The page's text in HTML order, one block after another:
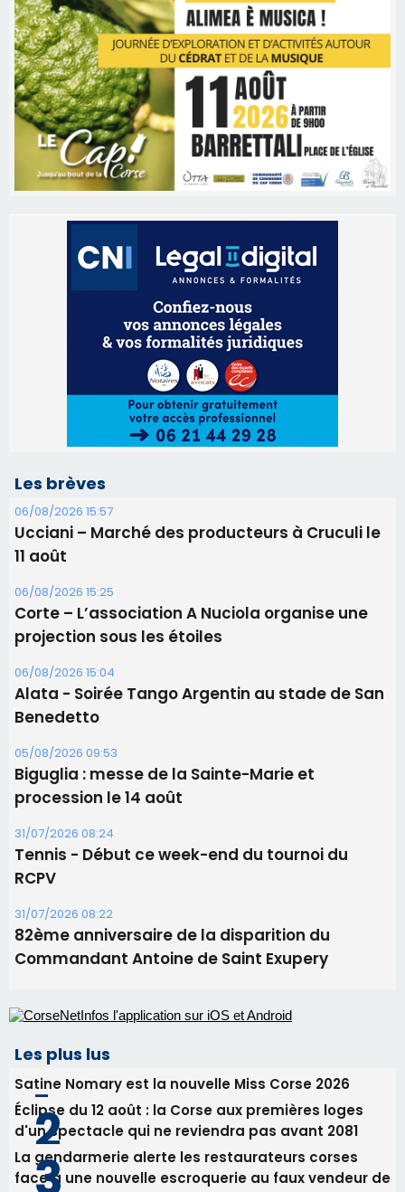
Les brèves
06/08/2026 15:57
Ucciani – Marché des producteurs à Cruculi le
11 août
06/08/2026 15:25
Corte – L’association A Nuciola organise une
projection sous les étoiles
06/08/2026 15:04
Alata - Soirée Tango Argentin au stade de San
Benedetto
05/08/2026 09:53
Biguglia : messe de la Sainte-Marie et
procession le 14 août
31/07/2026 08:24
Tennis - Début ce week-end du tournoi du
RCPV
31/07/2026 08:22
82ème anniversaire de la disparition du
Commandant Antoine de Saint Exupery
Les plus lus
Satine Nomary est la nouvelle Miss Corse 2026
Éclipse du 12 août : la Corse aux premières loges
d'un spectacle qui ne reviendra pas avant 2081
La gendarmerie alerte les restaurateurs corses
face à une nouvelle escroquerie au faux vendeur de